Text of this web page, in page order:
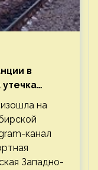
в
на
канал
Западно-